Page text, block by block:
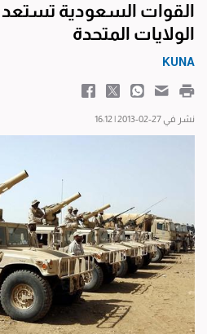
القوات السعودية
الولايات المتحدة
KUNA
نشر في 27-02-2013 | 16:12